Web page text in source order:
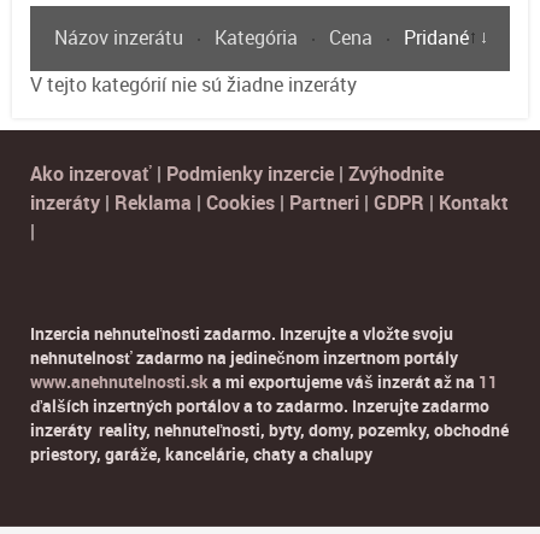
Názov inzerátu Kategória Cena Pridané
V tejto kategórií nie sú žiadne inzeráty
Ako inzerovať Podmienky inzercie
Zvýhodnite
inzeráty
Reklama Cookies Partneri GDPR
Kontakt
Inzercia nehnuteľnosti zadarmo. Inzerujte a vložte svoju
nehnutelnosť zadarmo na jedinečnom inzertnom portály
www.anehnutelnosti.ska mi exportujeme váš inzerát až na 11
ďalších inzertných portálov a to zadarmo. Inzerujte zadarmo
inzeráty reality, nehnuteľnosti, byty, domy, pozemky, obchodné
priestory, garáže, kancelárie, chaty a chalupy